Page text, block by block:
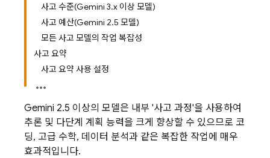
사고 수준(Gemini 3.x 이상 모델)
사고 예산(Gemini 2.5 모델)
모든 사고 모델의 작업 복잡성
사고 요약
사고 요약 사용 설정
Gemini 2.5 이상의 모델은 내부 '사고 과정'을 사용하여
추론 및 다단계 계획 능력을 크게 향상할 수 있으므로 코
딩, 고급 수학, 데이터 분석과 같은 복잡한 작업에 매우
효과적입니다.